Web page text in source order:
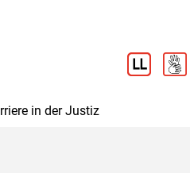
in der Justiz